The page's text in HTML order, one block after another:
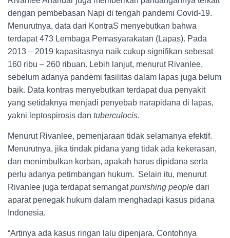
dengan pembebasan Napi di tengah pandemi Covid-19.
Menurutnya, data dari KontraS menyebutkan bahwa
terdapat 473 Lembaga Pemasyarakatan (Lapas). Pada
2013 – 2019 kapasitasnya naik cukup signifikan sebesat
160 ribu – 260 ribuan. Lebih lanjut, menurut Rivanlee,
sebelum adanya pandemi fasilitas dalam lapas juga belum
baik. Data kontras menyebutkan terdapat dua penyakit
yang setidaknya menjadi penyebab narapidana di lapas,
yakni leptospirosis dan tuberculocis.
Menurut Rivanlee, pemenjaraan tidak selamanya efektif.
Menurutnya, jika tindak pidana yang tidak ada kekerasan,
dan menimbulkan korban, apakah harus dipidana serta
perlu adanya petimbangan hukum. Selain itu, menurut
Rivanlee juga terdapat semangatpunishing people dari
aparat penegak hukum dalam menghadapi kasus pidana
Indonesia.
“Artinya ada kasus ringan lalu dipenjara. Contohnya